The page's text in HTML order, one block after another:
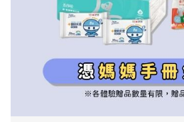
信誼基金會
2022信誼年度報告
2023信誼年度報告
2024信誼年度報告